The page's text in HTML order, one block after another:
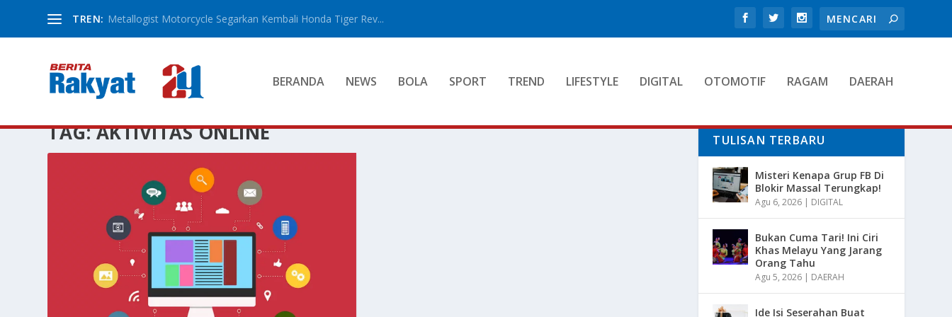
TREN: Metallogist Motorcycle Segarkan Kembali Honda Tiger Rev...
BERANDA NEWS BOLA SPORT TREND LIFESTYLE DIGITAL OTOMOTIF RAGAM DAERAH
TAG:AKTIVITAS ONLINE TULISAN TERBARU
Misteri Kenapa Grup FB Di
Blokir Massal Terungkap!
Agu 6, 2026 | DIGITAL
Bukan Cuma Tari! Ini Ciri
Khas Melayu Yang Jarang
Orang Tahu
Agu 5, 2026 | DAERAH
Ide Isi Seserahan Buat